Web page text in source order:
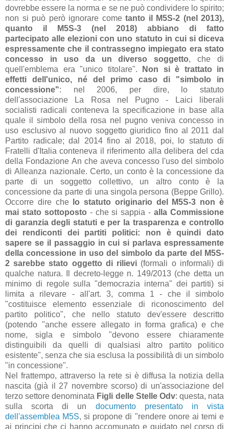
dovrebbe essere la norma e se ne può condividere lo spirito;
non si può però ignorare come tanto il M5S-2 (nel 2013),
quanto il M5S-3 (nel 2018) abbiano di fatto
partecipato alle elezioni con uno statuto in cui si diceva
espressamente che il contrassegno impiegato era stato
concesso in uso da un diverso soggetto, che di
quell'emblema era "unico titolare".
Non si è trattato in
effetti dell'unico, né del primo caso di "simbolo in
concessione": nel 2006, per dire, lo statuto
dell'associazione La Rosa nel Pugno - Laici liberali
socialisti radicali conteneva la specificazione in base alla
quale il simbolo della rosa nel pugno veniva concesso in
uso esclusivo al nuovo soggetto giuridico fino al 2011 dal
Partito radicale; dal 2014 fino al 2018, poi, lo statuto di
Fratelli d'Italia conteneva il riferimento alla delibera del cda
della Fondazione An che aveva concesso l'uso del simbolo
di Alleanza nazionale. Certo, un conto è la concessione da
parte di un soggetto collettivo, un altro conto è la
concessione da parte di una singola persona (Beppe Grillo).
Occorre dire che
lo statuto originario del M5S-3 non è
mai stato sottoposto - che si sappia -alla Commissione
di garanzia degli statuti e per la trasparenza e controllo
dei rendiconti dei partiti politici: non è quindi dato
sapere se il passaggio in cui si parlava espressamente
della concessione in uso del simbolo da parte del M5S-
2 sarebbe stato oggetto di rilievi (formali o informali) di
qualche natura. Il decreto-legge n. 149/2013 (che detta un
minimo di regole sulla "democrazia interna" dei partiti) si
limita a rilevare - all'art. 3, comma 1 - che il simbolo
"costituisce elemento essenziale di riconoscimento del
partito politico", che nello statuto dev'essere descritto
(potendo "anche essere allegato in forma grafica) e che
nome, sigla e simbolo "devono essere chiaramente
distinguibili da quelli di qualsiasi altro partito politico
esistente", senza che sia esclusa la possibilità di un simbolo
"in concessione".
Nel frattempo, attraverso la rete si è diffusa la notizia della
nascita (già il 27 novembre scorso) di un'associazione del
terzo settore denominata Figli delle Stelle Odv: questa, nata
sulla scorta di un documento presentato in vista
dell'assemblea M5S, si propone di "rendere onore ai temi e
ai principi che ci hanno accomunato e guidato nel corso di